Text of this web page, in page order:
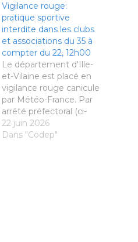
Vigilance rouge:
pratique sportive
interdite dans les clubs
et associations du 35 à
compter du 22, 12h00
Le département d'Ille-
et-Vilaine est placé en
vigilance rouge canicule
par Météo-France. Par
arrêté préfectoral (ci-
joint), l’organisation de
manifestations
22 juin 2026
Dans "Codep"